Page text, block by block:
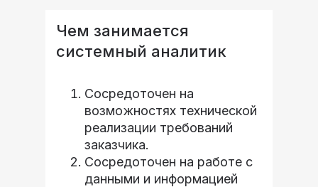
Чем занимается
системный аналитик
Сосредоточен на
возможностях технической
реализации требований
заказчика.
Сосредоточен на работе с
данными и информацией